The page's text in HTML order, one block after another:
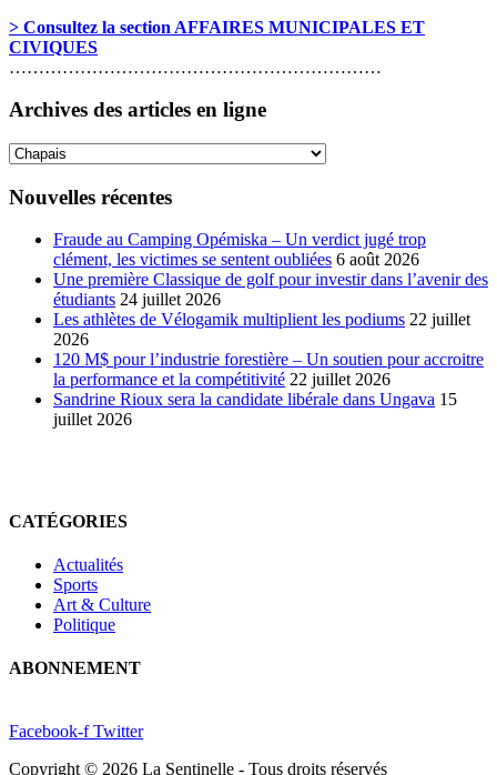
> Consultez la section AFFAIRES MUNICIPALES ET
CIVIQUES
………………………………………………………
Archives des articles en ligne
Archives
articles
Nouvelles récentes
Fraude au Camping Opémiska – Un verdict jugé trop
clément, les victimes se sentent oubliées 6 août 2026
Une première Classique de golf pour investir dans l’avenir des
étudiants 24 juillet 2026
Les athlètes de Vélogamik multiplient les podiums 22 juillet
2026
120 M$ pour l’industrie forestière – Un soutien pour accroitre
la performance et la compétitivité 22 juillet 2026
Sandrine Rioux sera la candidate libérale dans Ungava 15
juillet 2026
CATÉGORIES
Actualités
Sports
Art & Culture
Politique
ABONNEMENT
Facebook-f Twitter
Copyright © 2026 La Sentinelle - Tous droits réservés